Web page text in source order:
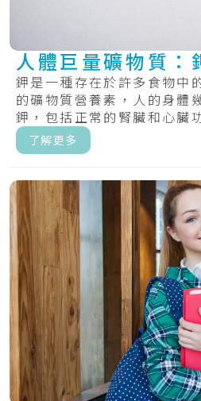
人體巨量礦物質：
鉀是一種存在於許多食物中
的礦物質營養素，人的身體
鉀，包括正常的腎臟和心臟
傳遞...
了解更多